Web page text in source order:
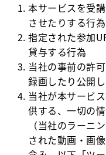
本サービスを受
させたりする行為
指定された参加
貸与する行為
当社の事前の許
録画したり公開
当社が本サービ
供する、一切の
（当社のラーニ
された動画・画